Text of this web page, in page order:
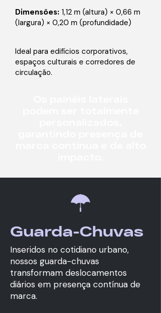
Dimensões: 1,12 m (altura) × 0,66 m
(largura) × 0,20 m (profundidade)
Ideal para edifícios corporativos,
espaços culturais e corredores de
circulação.
Guarda-Chuvas
Inseridos no cotidiano urbano,
nossos guarda-chuvas
transformam deslocamentos
diários em presença contínua de
marca.